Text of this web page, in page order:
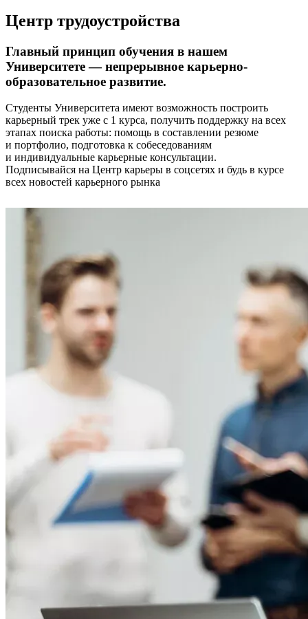
Центр трудоустройства
Главный принцип обучения в нашем
Университете — непрерывное карьерно-
образовательное развитие.
Студенты Университета имеют возможность построить
карьерный трек уже с 1 курса, получить поддержку на всех
этапах поиска работы: помощь в составлении резюме
и портфолио, подготовка к собеседованиям
и индивидуальные карьерные консультации.
Подписывайся на Центр карьеры в соцсетях и будь в курсе
всех новостей карьерного рынка